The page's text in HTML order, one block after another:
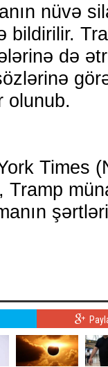
nüvə
bildirilir.
də
olunub.
Times